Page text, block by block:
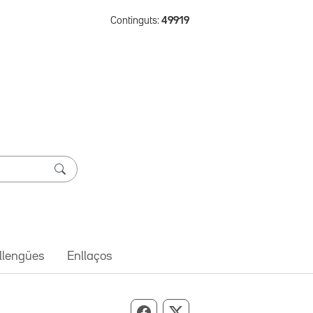
Continguts: 49919
Enllaços